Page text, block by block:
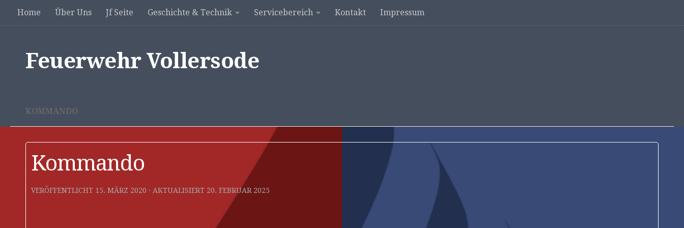
Unter dem Inhalt
Home Über Uns Jf Seite Geschichte & Technik Servicebereich Kontakt Impressum
Feuerwehr Vollersode
KOMMANDO
Kommando
VERÖFFENTLICHT 15. MÄRZ 2020 · AKTUALISIERT 20. FEBRUAR 2025